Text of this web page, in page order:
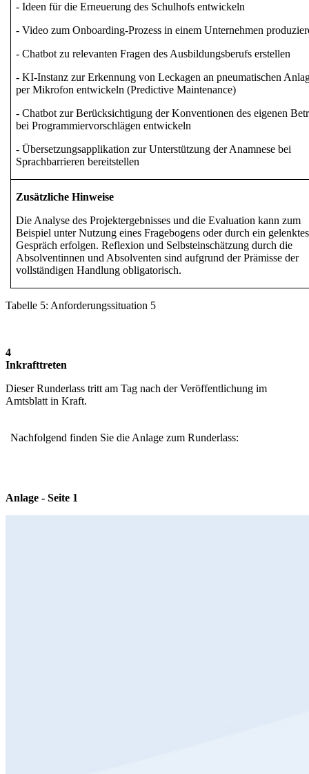
- Ideen für die Erneuerung des Schulhofs entwickeln
- Video zum Onboarding-Prozess in einem Unternehmen
- Chatbot zu relevanten Fragen des Ausbildungsberufs erstellen
- KI-Instanz zur Erkennung von Leckagen an pneumatischen
per Mikrofon entwickeln (Predictive Maintenance)
- Chatbot zur Berücksichtigung der Konventionen des eigenen
bei Programmiervorschlägen entwickeln
- Übersetzungsapplikation zur Unterstützung der Anamnese bei
Sprachbarrieren bereitstellen
Zusätzliche Hinweise
Die Analyse des Projektergebnisses und die Evaluation kann zum
Beispiel unter Nutzung eines Fragebogens oder durch ein gelenktes
Gespräch erfolgen. Reflexion und Selbsteinschätzung durch die
Absolventinnen und Absolventen sind aufgrund der Prämisse der
vollständigen Handlung obligatorisch.
Tabelle 5: Anforderungssituation 5
4
Inkrafttreten
Dieser Runderlass tritt am Tag nach der Veröffentlichung im
Amtsblatt in Kraft.
Nachfolgend finden Sie die Anlage zum Runderlass:
Anlage - Seite 1